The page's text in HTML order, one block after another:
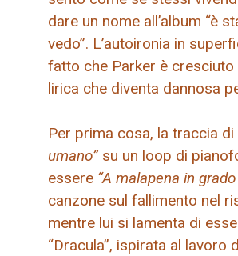
dare un nome all’album “è
vedo”. L’autoironia in
fatto che Parker è
lirica che diventa dannosa
Per prima cosa, la traccia
umano”su un loop di
essere “A malapena in
canzone sul fallimento nel
mentre lui si lamenta di
“Dracula”, ispirata al lavoro